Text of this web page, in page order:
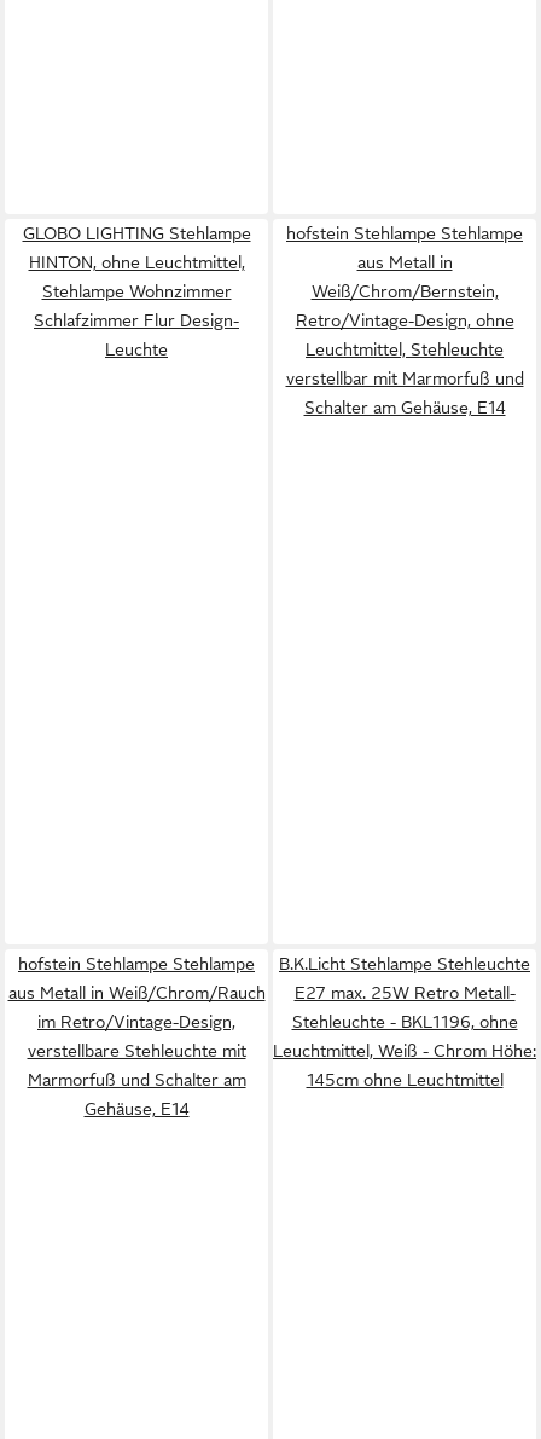
GLOBO LIGHTING Stehlampe
HINTON, ohne Leuchtmittel,
Stehlampe Wohnzimmer
Schlafzimmer Flur Design-
Leuchte
hofstein Stehlampe Stehlampe
aus Metall in
Weiß/Chrom/Bernstein,
Retro/Vintage-Design, ohne
Leuchtmittel, Stehleuchte
verstellbar mit Marmorfuß und
Schalter am Gehäuse, E14
hofstein Stehlampe Stehlampe
aus Metall in Weiß/Chrom/Rauch
im Retro/Vintage-Design,
verstellbare Stehleuchte mit
Marmorfuß und Schalter am
Gehäuse, E14
B.K.Licht Stehlampe Stehleuchte
E27 max. 25W Retro Metall-
Stehleuchte - BKL1196, ohne
Leuchtmittel, Weiß - Chrom Höhe:
145cm ohne Leuchtmittel